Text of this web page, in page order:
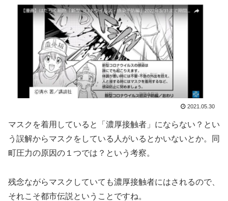
2021.05.30
マスクを着用していると「濃厚接触者」にならない？とい
う誤解からマスクをしている人がいるとかいないとか。同
町圧力の原因の１つでは？という考察。
残念ながらマスクしていても濃厚接触者にはされるので、
それこそ都市伝説ということですね。